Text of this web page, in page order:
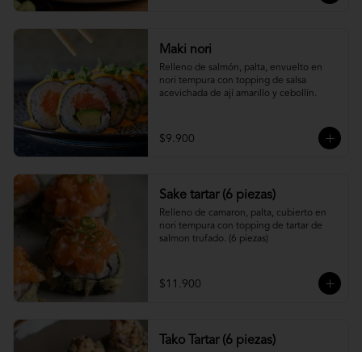
Maki nori
Relleno de salmón, palta, envuelto en
nori tempura con topping de salsa
acevichada de ají amarillo y cebollín.
$9.900
Sake tartar (6 piezas)
Relleno de camaron, palta, cubierto en
nori tempura con topping de tartar de
salmon trufado. (6 piezas)
$11.900
Tako Tartar (6 piezas)